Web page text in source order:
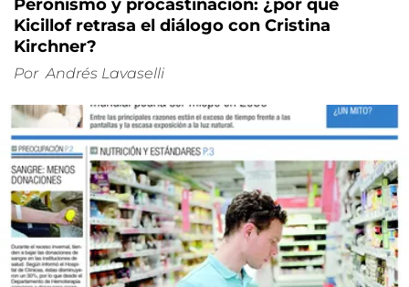
Peronismo y procastinación: ¿por qué
Kicillof retrasa el diálogo con Cristina
Kirchner?
Por Andrés Lavaselli